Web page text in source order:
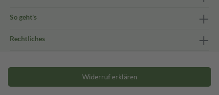
So geht's
Rechtliches
Widerruf erklären